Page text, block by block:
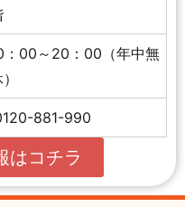
：00～20：00（年中無
881-990
はコチラ